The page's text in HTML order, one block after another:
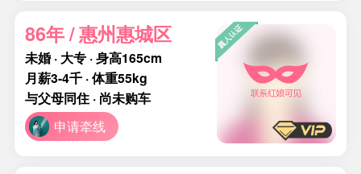
86年 / 惠州惠城区
未婚 · 大专 · 身高165cm
月薪3-4千 · 体重55kg
与父母同住 · 尚未购车
申请牵线